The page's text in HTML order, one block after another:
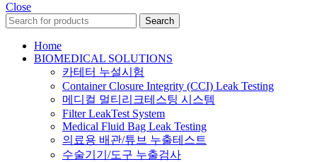
Close
Search
Home
BIOMEDICAL SOLUTIONS
카테터 누설시험
Container Closure Integrity (CCI) Leak Testing
메디컬 멀티리크테스팅 시스템
Filter LeakTest System
Medical Fluid Bag Leak Testing
의료용 배관/튜브 누출테스트
수술기기/도구 누출검사